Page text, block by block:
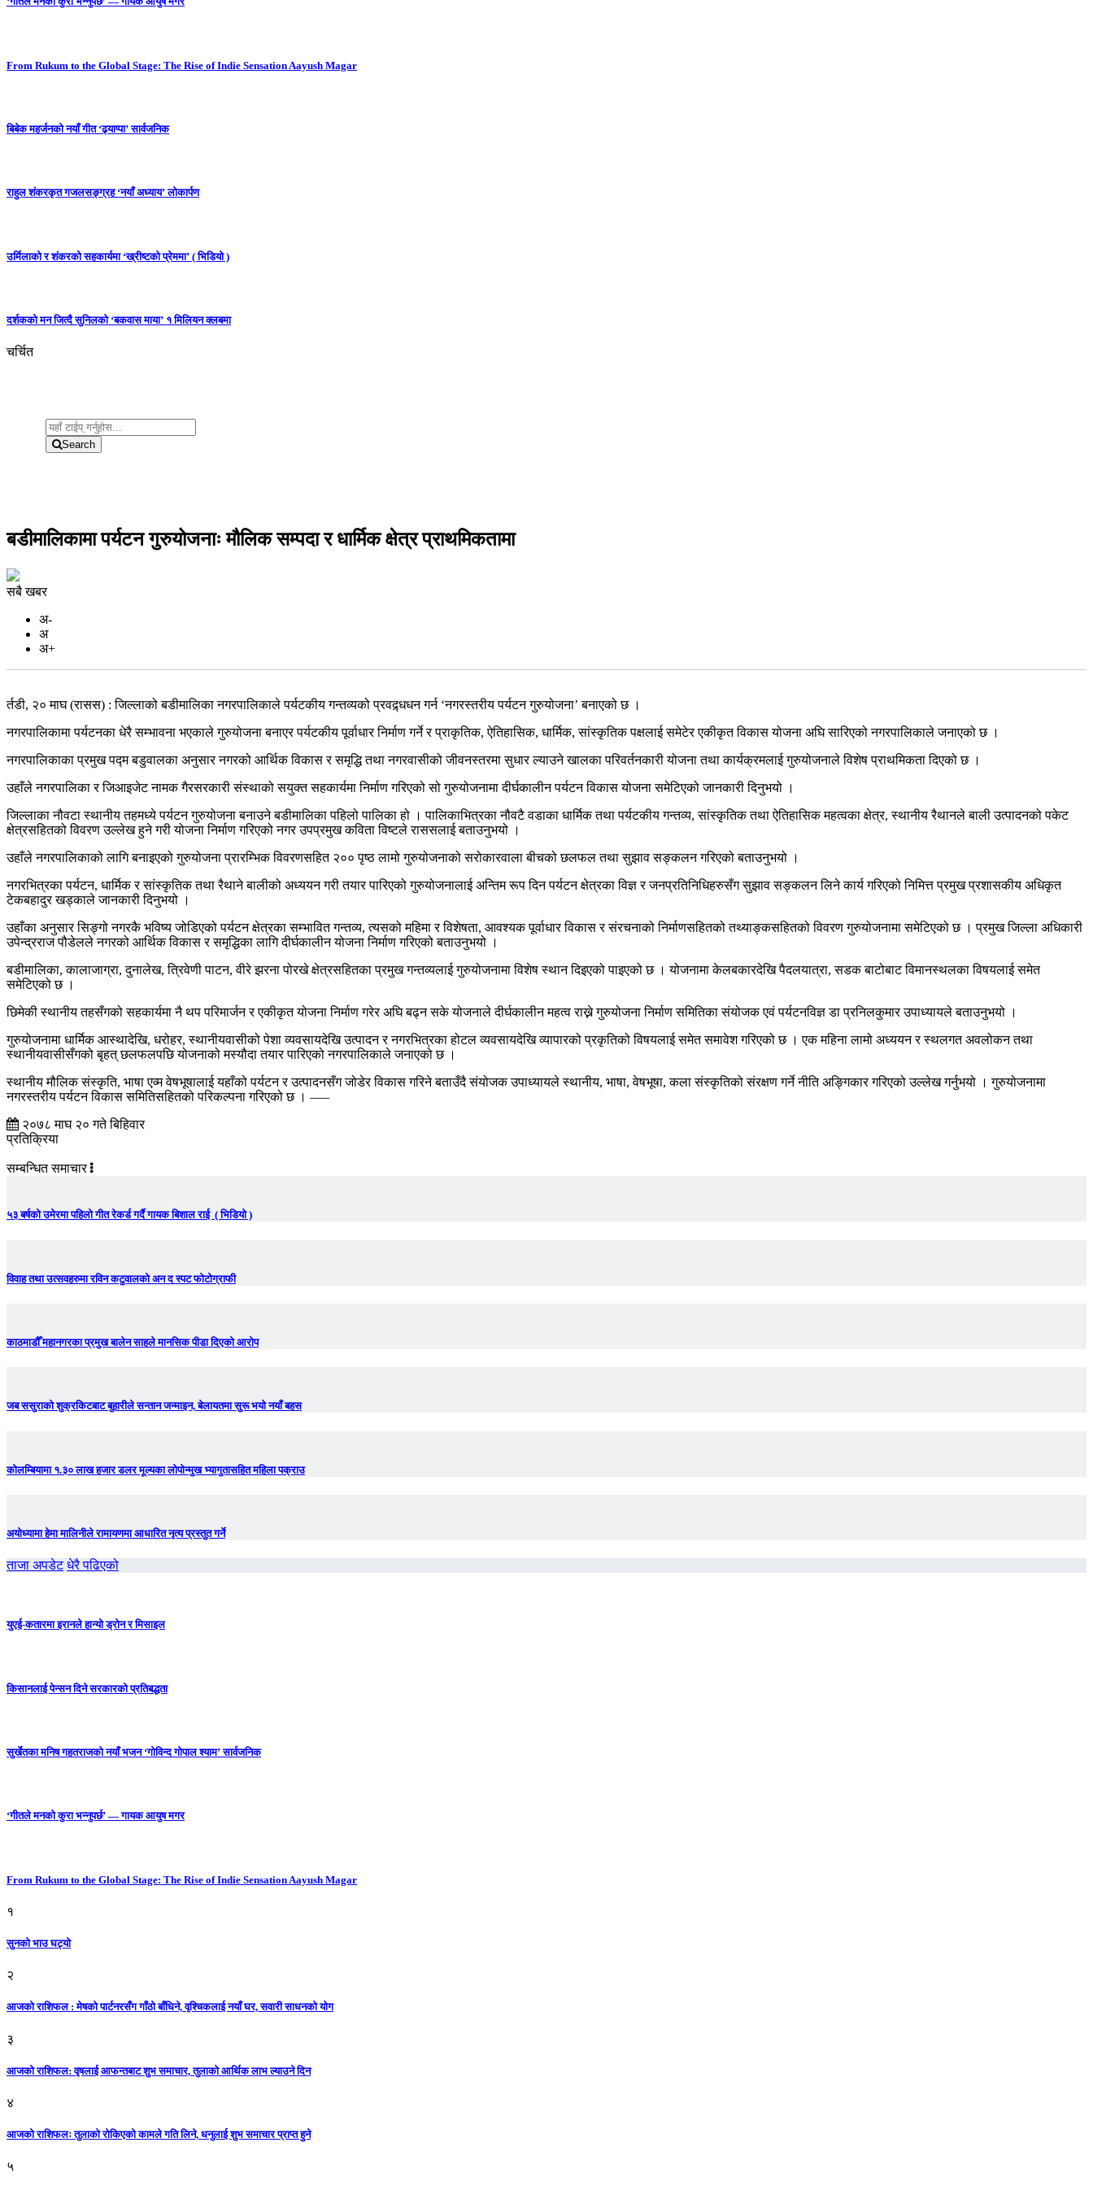
From Rukum to the Global Stage: The Rise of Indie Sensation Aayush Magar
बिबेक महर्जनको नयाँ गीत ‘ढ्याप्पा’ सार्वजनिक
राहुल शंकरकृत गजलसङ्ग्रह ‘नयाँ अध्याय’ लोकार्पण
उर्मिलाको र शंकरको सहकार्यमा ‘ख्रीष्टको प्रेममा’ ( भिडियो )
दर्शकको मन जित्दै सुनिलको ‘बकवास माया’ १ मिलियन क्लबमा
चर्चित
Search
बडीमालिकामा पर्यटन गुरुयोजनाः मौलिक सम्पदा र धार्मिक क्षेत्र प्राथमिकतामा
सबै खबर
अ-
अ
अ+
र्तडी, २० माघ (रासस) : जिल्लाको बडीमालिका नगरपालिकाले पर्यटकीय गन्तव्यको प्रवद्र्धधन गर्न ‘नगरस्तरीय पर्यटन गुरुयोजना’ बनाएको छ ।
नगरपालिकामा पर्यटनका धेरै सम्भावना भएकाले गुरुयोजना बनाएर पर्यटकीय पूर्वाधार निर्माण गर्ने र प्राकृतिक, ऐतिहासिक, धार्मिक, सांस्कृतिक पक्षलाई समेटेर एकीकृत विकास योजना अघि सारिएको नगरपालिकाले जनाएको छ ।
नगरपालिकाका प्रमुख पद्म बडुवालका अनुसार नगरको आर्थिक विकास र समृद्धि तथा नगरवासीको जीवनस्तरमा सुधार ल्याउने खालका परिवर्तनकारी योजना तथा कार्यक्रमलाई गुरुयोजनाले विशेष प्राथमिकता दिएको छ ।
उहाँले नगरपालिका र जिआइजेट नामक गैरसरकारी संस्थाको सयुक्त सहकार्यमा निर्माण गरिएको सो गुरुयोजनामा दीर्घकालीन पर्यटन विकास योजना समेटिएको जानकारी दिनुभयो ।
जिल्लाका नौवटा स्थानीय तहमध्ये पर्यटन गुरुयोजना बनाउने बडीमालिका पहिलो पालिका हो । पालिकाभित्रका नौवटै वडाका धार्मिक तथा पर्यटकीय गन्तव्य, सांस्कृतिक तथा ऐतिहासिक महत्वका क्षेत्र, स्थानीय रैथानले बाली उत्पादनको पकेट
क्षेत्रसहितको विवरण उल्लेख हुने गरी योजना निर्माण गरिएको नगर उपप्रमुख कविता विष्टले राससलाई बताउनुभयो ।
उहाँले नगरपालिकाको लागि बनाइएको गुरुयोजना प्रारम्भिक विवरणसहित २०० पृष्ठ लामो गुरुयोजनाको सरोकारवाला बीचको छलफल तथा सुझाव सङ्कलन गरिएको बताउनुभयो ।
नगरभित्रका पर्यटन, धार्मिक र सांस्कृतिक तथा रैथाने बालीको अध्ययन गरी तयार पारिएको गुरुयोजनालाई अन्तिम रूप दिन पर्यटन क्षेत्रका विज्ञ र जनप्रतिनिधिहरुसँग सुझाव सङ्कलन लिने कार्य गरिएको निमित्त प्रमुख प्रशासकीय अधिकृत
टेकबहादुर खड्काले जानकारी दिनुभयो ।
उहाँका अनुसार सिङ्गो नगरकै भविष्य जोडिएको पर्यटन क्षेत्रका सम्भावित गन्तव्य, त्यसको महिमा र विशेषता, आवश्यक पूर्वाधार विकास र संरचनाको निर्माणसहितको तथ्याङ्कसहितको विवरण गुरुयोजनामा समेटिएको छ । प्रमुख जिल्ला अधिकारी
उपेन्द्रराज पौडेलले नगरको आर्थिक विकास र समृद्धिका लागि दीर्घकालीन योजना निर्माण गरिएको बताउनुभयो ।
बडीमालिका, कालाजाग्रा, दुनालेख, त्रिवेणी पाटन, वीरे झरना पोरखे क्षेत्रसहितका प्रमुख गन्तव्यलाई गुरुयोजनामा विशेष स्थान दिइएको पाइएको छ । योजनामा केलबकारदेखि पैदलयात्रा, सडक बाटोबाट विमानस्थलका विषयलाई समेत
समेटिएको छ ।
छिमेकी स्थानीय तहसँगको सहकार्यमा नै थप परिमार्जन र एकीकृत योजना निर्माण गरेर अघि बढ्न सके योजनाले दीर्घकालीन महत्व राख्ने गुरुयोजना निर्माण समितिका संयोजक एवं पर्यटनविज्ञ डा प्रनिलकुमार उपाध्यायले बताउनुभयो ।
गुरुयोजनामा धार्मिक आस्थादेखि, धरोहर, स्थानीयवासीको पेशा व्यवसायदेखि उत्पादन र नगरभित्रका होटल व्यवसायदेखि व्यापारको प्रकृतिको विषयलाई समेत समावेश गरिएको छ । एक महिना लामो अध्ययन र स्थलगत अवलोकन तथा
स्थानीयवासीसँगको बृहत् छलफलपछि योजनाको मस्यौदा तयार पारिएको नगरपालिकाले जनाएको छ ।
स्थानीय मौलिक संस्कृति, भाषा एव्म वेषभूषालाई यहाँको पर्यटन र उत्पादनसँग जोडेर विकास गरिने बताउँदै संयोजक उपाध्यायले स्थानीय, भाषा, वेषभूषा, कला संस्कृतिको संरक्षण गर्ने नीति अङ्गिकार गरिएको उल्लेख गर्नुभयो । गुरुयोजनामा
नगरस्तरीय पर्यटन विकास समितिसहितको परिकल्पना गरिएको छ । –––
२०७८ माघ २० गते बिहिवार
प्रतिक्रिया
सम्बन्धित समाचार
५३ बर्षको उमेरमा पहिलो गीत रेकर्ड गर्दै गायक बिशाल राई ( भिडियो )
विवाह तथा उत्सवहरुमा रविन कटुवालको अन द स्पट फोटोग्राफी
काठमाडौँ महानगरका प्रमुख बालेन साहले मानसिक पीडा दिएको आरोप
जब ससुराको शुक्रकिटबाट बुहारीले सन्तान जन्माइन, बेलायतमा सुरू भयो नयाँ बहस
कोलम्बियामा १.३० लाख हजार डलर मूल्यका लोपोन्मुख भ्यागुतासहित महिला पक्राउ
अयोध्यामा हेमा मालिनीले रामायणमा आधारित नृत्य प्रस्तुत गर्ने
ताजा अपडेट धेरै पढिएको
युएई-कतारमा इरानले हान्यो ड्रोन र मिसाइल
किसानलाई पेन्सन दिने सरकारको प्रतिबद्धता
सुर्खेतका मनिष गहतराजको नयाँ भजन ‘गोविन्द गोपाल श्याम’ सार्वजनिक
‘गीतले मनको कुरा भन्नुपर्छ’ — गायक आयुष मगर
From Rukum to the Global Stage: The Rise of Indie Sensation Aayush Magar
१
सुनको भाउ घट्याे
२
आजको राशिफल : मेषको पार्टनरसँग गाँठो बाँधिने, वृश्चिकलाई नयाँ घर, सवारी साधनकाे याेग
३
आजकाे राशिफल: वृषलाई आफन्तबाट शुभ समाचार, तुलाकाे आर्थिक लाभ ल्याउने दिन
४
आजको राशिफलः तुलाकाे रोकिएको कामले गति लिने, धनुलाई शुभ समाचार प्राप्त हुने
५